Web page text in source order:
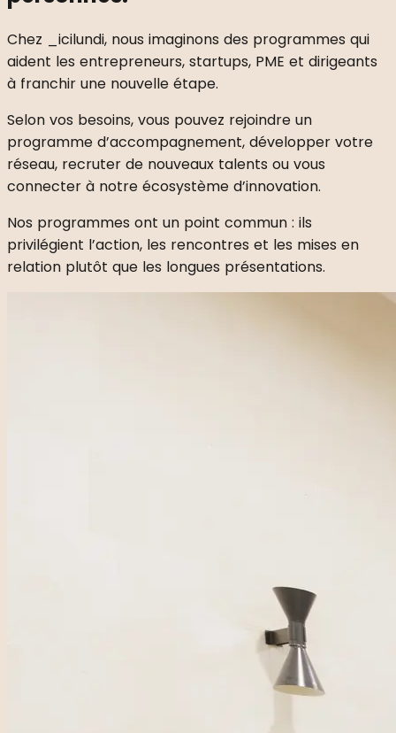
Chez _icilundi, nous imaginons des programmes qui
aident les entrepreneurs, startups, PME et dirigeants
à franchir une nouvelle étape.
Selon vos besoins, vous pouvez rejoindre un
programme d’accompagnement, développer votre
réseau, recruter de nouveaux talents ou vous
connecter à notre écosystème d’innovation.
Nos programmes ont un point commun : ils
privilégient l’action, les rencontres et les mises en
relation plutôt que les longues présentations.